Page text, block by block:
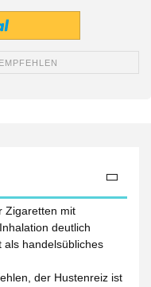
Zigaretten mit
deutlich
als handelsübliches
der Hustenreiz ist